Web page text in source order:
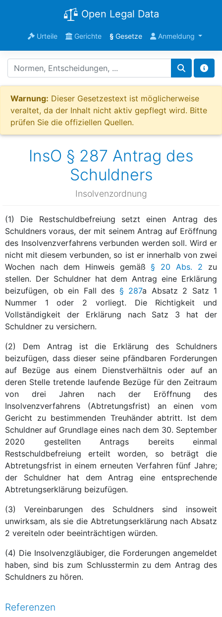
Open Legal Data
Urteile Gerichte §Gesetze Anmeldung
Warnung: Dieser Gesetzestext ist möglicherweise
veraltet, da der Inhalt nicht aktiv gepflegt wird. Bitte
prüfen Sie die offiziellen Quellen.
InsO § 287 Antrag des
Schuldners
Insolvenzordnung
(1) Die Restschuldbefreiung setzt einen Antrag des
Schuldners voraus, der mit seinem Antrag auf Eröffnung
des Insolvenzverfahrens verbunden werden soll. Wird er
nicht mit diesem verbunden, so ist er innerhalb von zwei
Wochen nach dem Hinweis gemäß§ 20 Abs. 2 zu
stellen. Der Schuldner hat dem Antrag eine Erklärung
beizufügen, ob ein Fall des § 287a Absatz 2 Satz 1
Nummer 1 oder 2 vorliegt. Die Richtigkeit und
Vollständigkeit der Erklärung nach Satz 3 hat der
Schuldner zu versichern.
(2) Dem Antrag ist die Erklärung des Schuldners
beizufügen, dass dieser seine pfändbaren Forderungen
auf Bezüge aus einem Dienstverhältnis oder auf an
deren Stelle tretende laufende Bezüge für den Zeitraum
von drei Jahren nach der Eröffnung des
Insolvenzverfahrens (Abtretungsfrist) an einen vom
Gericht zu bestimmenden Treuhänder abtritt. Ist dem
Schuldner auf Grundlage eines nach dem 30. September
2020 gestellten Antrags bereits einmal
Restschuldbefreiung erteilt worden, so beträgt die
Abtretungsfrist in einem erneuten Verfahren fünf Jahre;
der Schuldner hat dem Antrag eine entsprechende
Abtretungserklärung beizufügen.
(3) Vereinbarungen des Schuldners sind insoweit
unwirksam, als sie die Abtretungserklärung nach Absatz
2 vereiteln oder beeinträchtigen würden.
(4) Die Insolvenzgläubiger, die Forderungen angemeldet
haben, sind bis zum Schlusstermin zu dem Antrag des
Schuldners zu hören.
Referenzen